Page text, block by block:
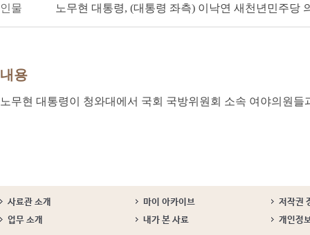
인물 노무현 대통령, (대통령 좌측) 이낙연 새천년민주당
내용
노무현 대통령이 청와대에서 국회 국방위원회 소속 여야의원
사료관 소개 마이 아카이브
저작권
업무 소개
내가 본 사료 개인정